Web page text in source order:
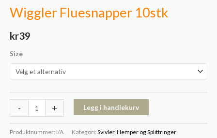
Wiggler Fluesnapper 10stk
kr39
Size
- + Legg i handlekurv
Produktnummer: I/A Kategori: Svivler, Hemper og Splittringer